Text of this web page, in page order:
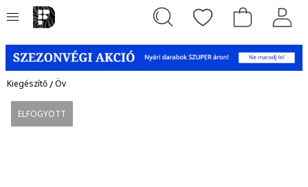
Kiegészítő/Öv
ELFOGYOTT